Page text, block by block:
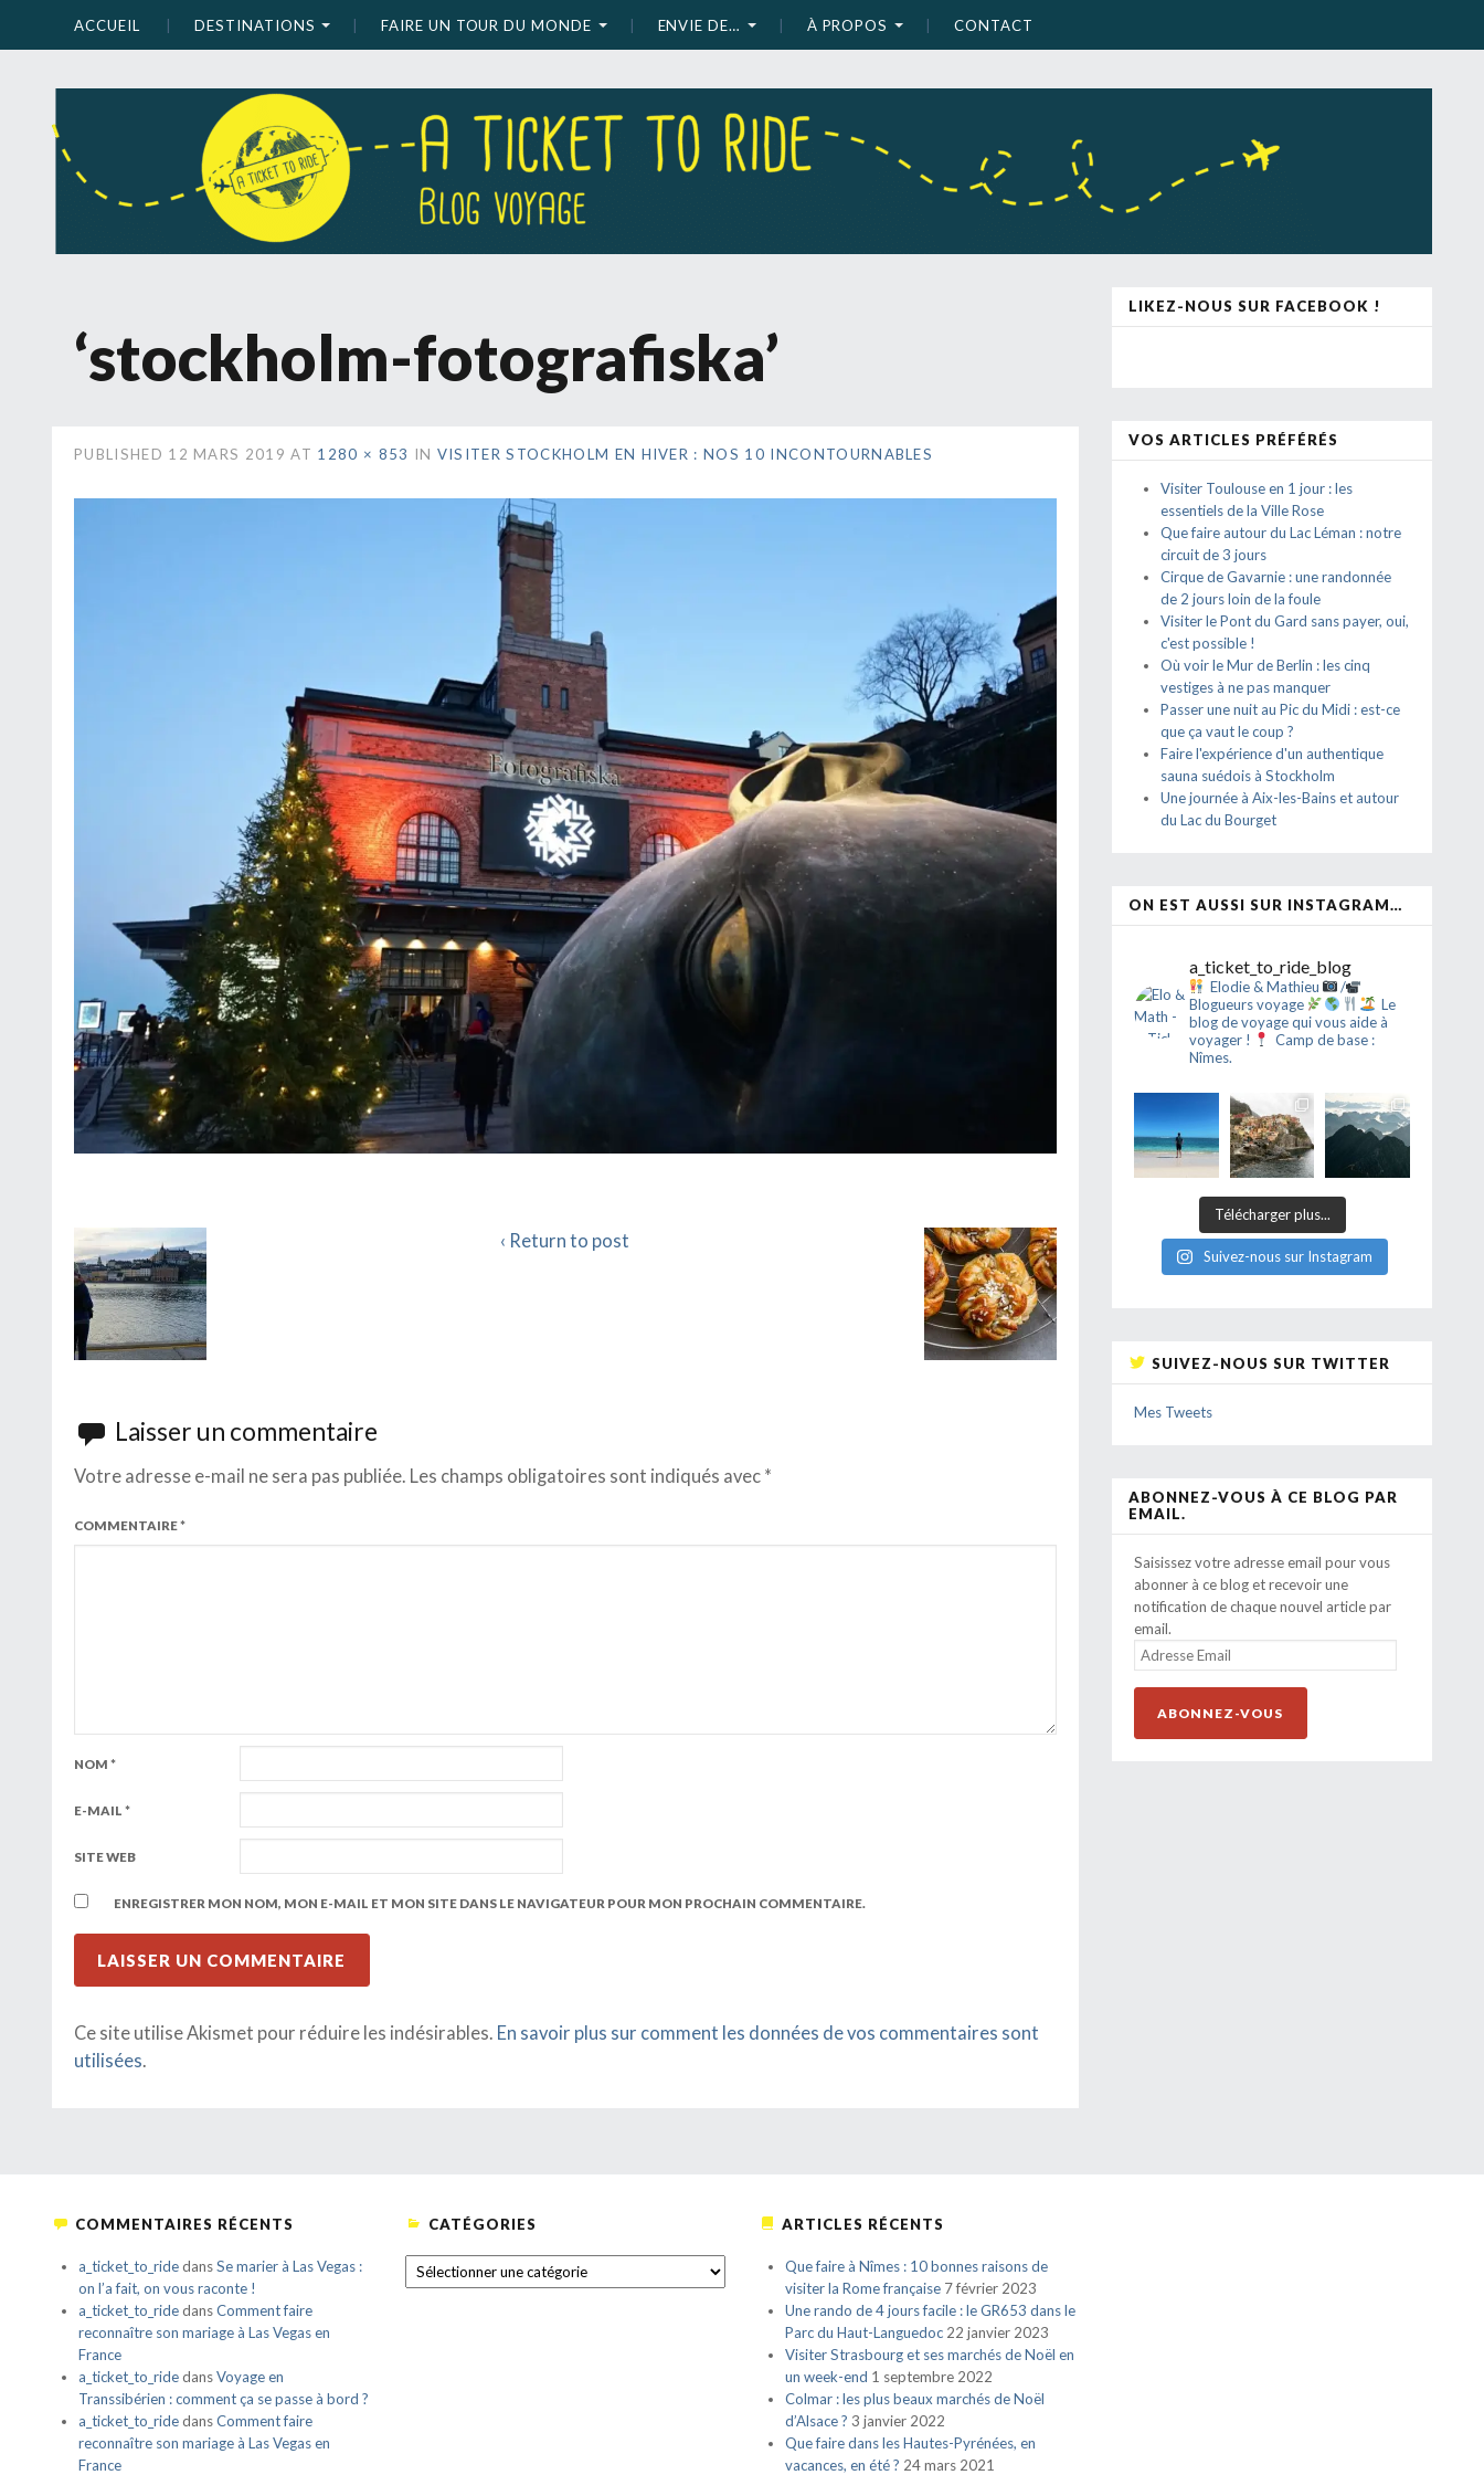
ACCUEIL DESTINATIONS FAIRE UN TOUR DU MONDE ENVIE DE… À PROPOS CONTACT
‘stockholm-fotografiska’
PUBLISHED 12 MARS 2019 AT 1280 × 853 IN VISITER STOCKHOLM EN HIVER : NOS 10 INCONTOURNABLES
‹ Return to post
Laisser un commentaire
Votre adresse e-mail ne sera pas publiée. Les champs obligatoires sont indiqués avec *
COMMENTAIRE*
NOM *
E-MAIL *
SITE WEB
ENREGISTRER MON NOM, MON E-MAIL ET MON SITE DANS LE NAVIGATEUR POUR MON PROCHAIN COMMENTAIRE.
Ce site utilise Akismet pour réduire les indésirables. En savoir plus sur comment les données de vos commentaires sont
utilisées.
LIKEZ-NOUS SUR FACEBOOK !
VOS ARTICLES PRÉFÉRÉS
Visiter Toulouse en 1 jour : les
essentiels de la Ville Rose
Que faire autour du Lac Léman : notre
circuit de 3 jours
Cirque de Gavarnie : une randonnée
de 2 jours loin de la foule
Visiter le Pont du Gard sans payer, oui,
c'est possible !
Où voir le Mur de Berlin : les cinq
vestiges à ne pas manquer
Passer une nuit au Pic du Midi : est-ce
que ça vaut le coup ?
Faire l'expérience d'un authentique
sauna suédois à Stockholm
Une journée à Aix-les-Bains et autour
du Lac du Bourget
ON EST AUSSI SUR INSTAGRAM…
a_ticket_to_ride_blog
Elodie & Mathieu
/
Blogueurs voyage
Le
blog de voyage qui vous aide à
voyager !
Camp de base :
Nîmes.
Télécharger plus...
Suivez-nous sur Instagram
SUIVEZ-NOUS SUR TWITTER
Mes Tweets
ABONNEZ-VOUS À CE BLOG PAR
EMAIL.
Saisissez votre adresse email pour vous
abonner à ce blog et recevoir une
notification de chaque nouvel article par
email.
ADRESSE
EMAIL
ABONNEZ-VOUS
COMMENTAIRES RÉCENTS
a_ticket_to_ridedansSe marier à Las Vegas :
on l’a fait, on vous raconte !
a_ticket_to_ridedansComment faire
reconnaître son mariage à Las Vegas en
France
a_ticket_to_ridedansVoyage en
Transsibérien : comment ça se passe à bord ?
a_ticket_to_ridedansComment faire
reconnaître son mariage à Las Vegas en
France
CATÉGORIES
CATÉGORIES
ARTICLES RÉCENTS
Que faire à Nîmes : 10 bonnes raisons de
visiter la Rome française 7 février 2023
Une rando de 4 jours facile : le GR653 dans le
Parc du Haut-Languedoc 22 janvier 2023
Visiter Strasbourg et ses marchés de Noël en
un week-end 1 septembre 2022
Colmar : les plus beaux marchés de Noël
d’Alsace ? 3 janvier 2022
Que faire dans les Hautes-Pyrénées, en
vacances, en été ? 24 mars 2021